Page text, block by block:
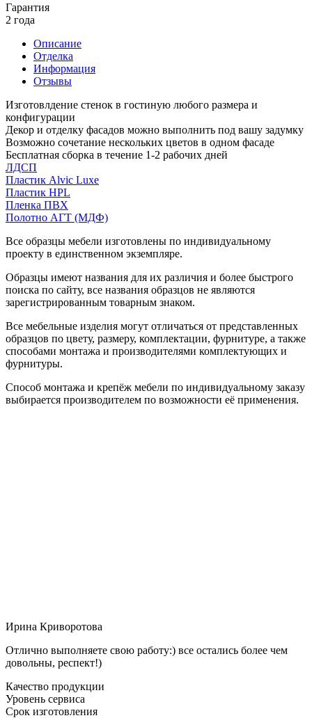
Гарантия
2 года
Описание
Отделка
Информация
Отзывы
Изготовлдение стенок в гостиную любого размера и
конфигурации
Декор и отделку фасадов можно выполнить под вашу задумку
Возможно сочетание нескольких цветов в одном фасаде
Бесплатная сборка в течение 1-2 рабочих дней
ЛДСП
Пластик Alvic Luxe
Пластик HPL
Пленка ПВХ
Полотно АГТ (МДФ)
Все образцы мебели изготовлены по индивидуальному
проекту в единственном экземпляре.
Образцы имеют названия для их различия и более быстрого
поиска по сайту, все названия образцов не являются
зарегистрированным товарным знаком.
Все мебельные изделия могут отличаться от представленных
образцов по цвету, размеру, комплектации, фурнитуре, а также
способами монтажа и производителями комплектующих и
фурнитуры.
Способ монтажа и крепёж мебели по индивидуальному заказу
выбирается производителем по возможности её применения.
Ирина Криворотова
Отлично выполняете свою работу:) все остались более чем
довольны, респект!)
Качество продукции
Уровень сервиса
Срок изготовления